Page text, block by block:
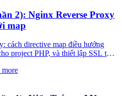
2): Nginx Reverse Proxy
map
cách directive map điều hướng
project PHP, và thiết lập SSL tự
more